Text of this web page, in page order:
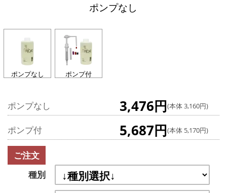
ポンプなし
ポンプなし ポンプ付
ポンプなし 3,476円(本体 3,160円)
ポンプ付 5,687円(本体 5,170円)
ご注文
種別